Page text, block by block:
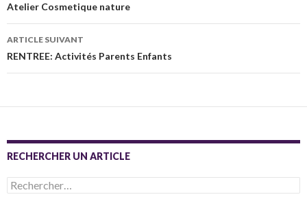
des
articles
Atelier Cosmetique nature
ARTICLE SUIVANT
RENTREE: Activités Parents Enfants
RECHERCHER UN ARTICLE
Rechercher :